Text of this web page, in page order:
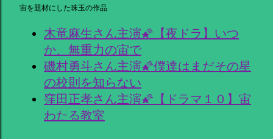
宙を題材にした珠玉の作品
木竜麻生さん主演🌠【夜ドラ】いつ
か、無重力の宙で
磯村勇斗さん主演🌠僕達はまだその星
の校則を知らない
窪田正孝さん主演🌠【ドラマ１０】宙
わたる教室